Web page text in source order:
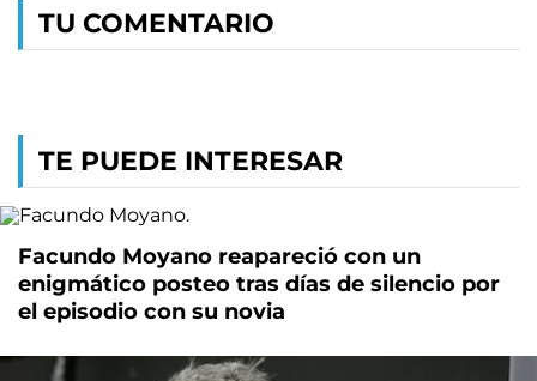
TU COMENTARIO
TE PUEDE INTERESAR
Facundo Moyano reapareció con un
enigmático posteo tras días de silencio por
el episodio con su novia